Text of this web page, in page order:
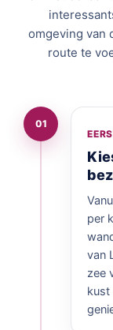
omgeving van
route te
01
per
van
zee
kust